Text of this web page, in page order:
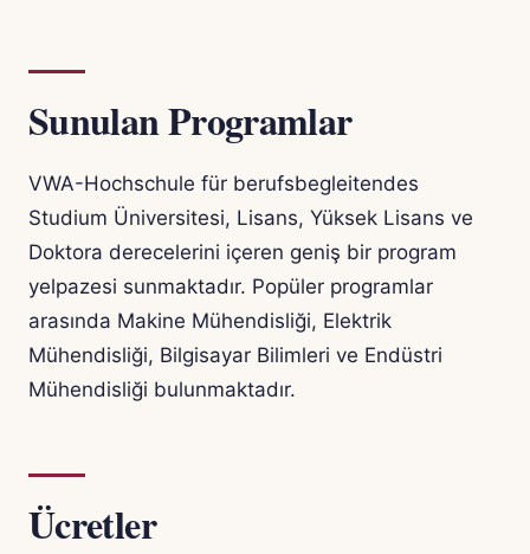
Sunulan Programlar
VWA-Hochschule für berufsbegleitendes
Studium Üniversitesi, Lisans, Yüksek Lisans ve
Doktora derecelerini içeren geniş bir program
yelpazesi sunmaktadır. Popüler programlar
arasında Makine Mühendisliği, Elektrik
Mühendisliği, Bilgisayar Bilimleri ve Endüstri
Mühendisliği bulunmaktadır.
Ücretler